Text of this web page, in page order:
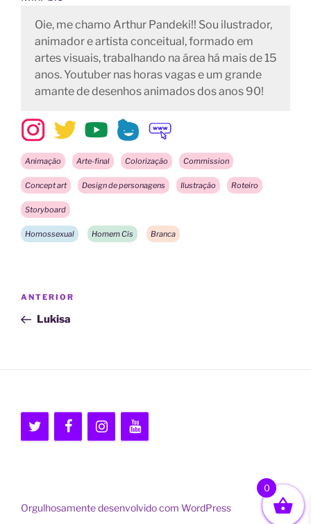
Oie, me chamo Arthur Pandeki!! Sou ilustrador,
animador e artista conceitual, formado em
artes visuais, trabalhando na área há mais de 15
anos. Youtuber nas horas vagas e um grande
amante de desenhos animados dos anos 90!
Animação Arte-final Colorização Commission
Concept art Design de personagens Ilustração Roteiro
Storyboard
Homossexual Homem Cis Branca
Navegação
Post
Post
anterior
ANTERIOR
Lukisa
Orgulhosamente desenvolvido com WordPress
0